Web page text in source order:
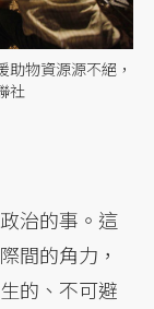
助物資源源不絕，
社
治的事。這
間的角力，
的、不可避